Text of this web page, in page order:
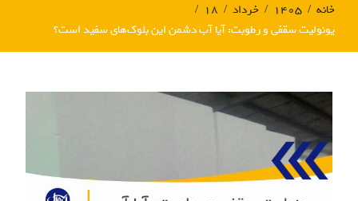
خانه ۱۴۰۵ خرداد
۱۸
یونولیت سقفی و رطوبت: آیا آب دشمن این بلوک‌های سفید است؟